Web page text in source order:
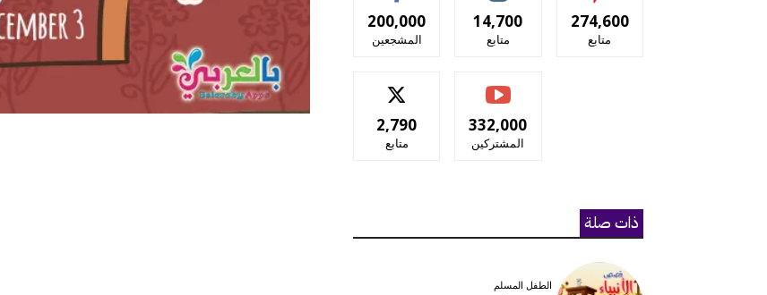
200,000
المشجعين
14,700
متابع
274,600
متابع
2,790
متابع
332,000
المشتركين
ذات صلة
الطفل المسلم